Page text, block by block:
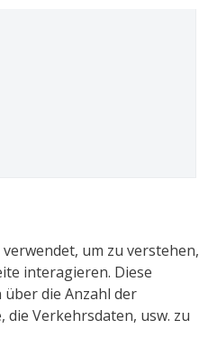
um zu verstehen,
interagieren. Diese
die Anzahl der
Verkehrsdaten, usw. zu